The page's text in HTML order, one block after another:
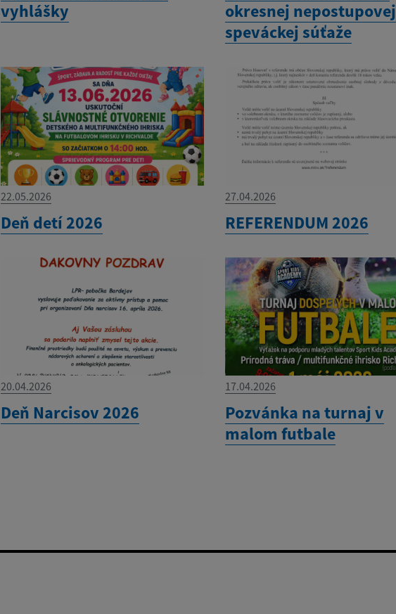
vyhlášky
okresnej nepostupovej
speváckej súťaže
22.05.2026
Deň detí 2026
27.04.2026
REFERENDUM 2026
20.04.2026
Deň Narcisov 2026
17.04.2026
Pozvánka na turnaj v
malom futbale